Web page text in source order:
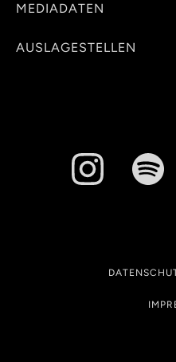
MEDIADATEN
AUSLAGESTELLEN